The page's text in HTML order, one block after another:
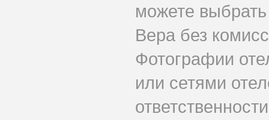
можете
Вера без
Фотографии
или сетями